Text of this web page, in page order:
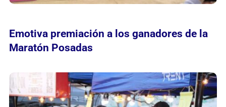
Emotiva premiación a los ganadores de la
Maratón Posadas